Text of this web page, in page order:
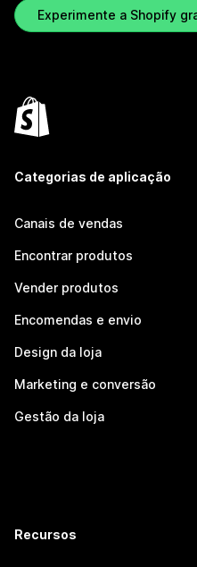
Experimente a Shopify
Categorias de aplicação
Canais de vendas
Encontrar produtos
Vender produtos
Encomendas e envio
Design da loja
Marketing e conversão
Gestão da loja
Recursos